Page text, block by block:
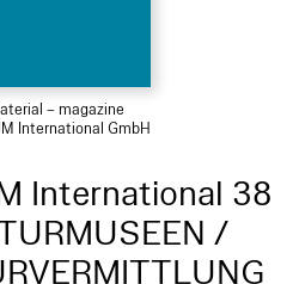
– magazine
International GmbH
International 38
/